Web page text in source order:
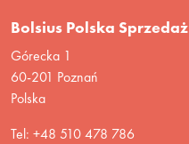
Bolsius Polska Sprzedaż
Górecka 1
60-201 Poznań
Polska
Tel: +48 510 478 786